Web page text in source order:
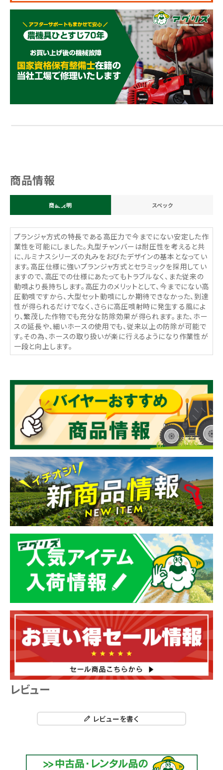
商品情報
商品説明 スペック
プランジャ方式の特長である高圧力で今までにない安定した作
業性を可能にしました。丸型チャンバーは耐圧性を考えると共
に、ルミナスシリーズの丸みをおびたデザインの基本となってい
ます。高圧仕様に強いプランジャ方式とセラミックを採用してい
ますので、高圧での仕様にあたってもトラブルなく、また従来の
動噴より長持ちします。高圧力のメリットとして、今までにない高
圧動噴ですから、大型セット動噴にしか期待できなかった、到達
性が得られるだけでなく、さらに高圧噴射時に発生する風によ
り、繁茂した作物でも充分な防除効果が得られます。また、ホー
スの延長や、細いホースの使用でも、従来以上の防除が可能で
す。その為、ホースの取り扱いが楽に行えるようになり作業性が
一段と向上します。
レビュー
レビューを書く